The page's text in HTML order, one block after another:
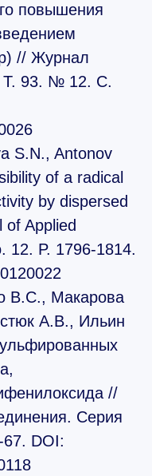
повышения
// Журнал
Т. 93. № 12. С.
S.N., Antonov
of a radical
by dispersed
Applied
12. P. 1796-1814.
В.С., Макарова
А.В., Ильин
//
Серия
DOI: